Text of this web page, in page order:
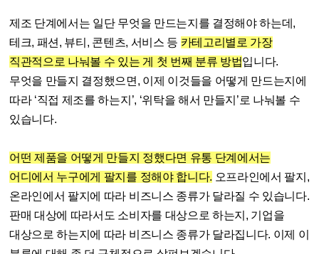
제조 단계에서는 일단 무엇을 만드는지를 결정해야 하는데,
테크, 패션, 뷰티, 콘텐츠, 서비스 등 카테고리별로 가장
직관적으로 나눠볼 수 있는 게 첫 번째 분류 방법입니다.
무엇을 만들지 결정했으면, 이제 이것들을 어떻게 만드는지에
따라 ‘직접 제조를 하는지’, ‘위탁을 해서 만들지’로 나눠볼 수
있습니다.
어떤 제품을 어떻게 만들지 정했다면 유통 단계에서는
어디에서 누구에게 팔지를 정해야 합니다. 오프라인에서 팔지,
온라인에서 팔지에 따라 비즈니스 종류가 달라질 수 있습니다.
판매 대상에 따라서도 소비자를 대상으로 하는지, 기업을
대상으로 하는지에 따라 비즈니스 종류가 달라집니다. 이제 이